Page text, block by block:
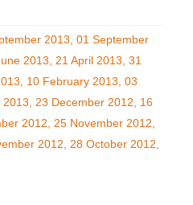
2013 01 September
2013 21 April 2013 31
10 February 2013 03
2013 23 December 2012
16
2012 25 November 2012
2012 28 October 2012